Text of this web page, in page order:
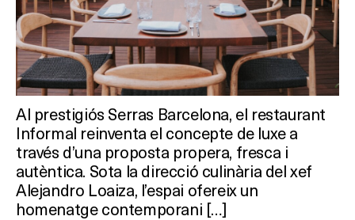
Al prestigiós Serras Barcelona, el restaurant
Informal reinventa el concepte de luxe a
través d’una proposta propera, fresca i
autèntica. Sota la direcció culinària del xef
Alejandro Loaiza, l’espai ofereix un
homenatge contemporani […]